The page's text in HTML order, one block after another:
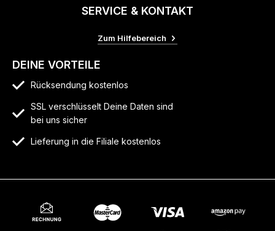
SERVICE & KONTAKT
Zum Hilfebereich
DEINE VORTEILE
Rücksendung kostenlos
SSL verschlüsselt Deine Daten sind
bei uns sicher
Lieferung in die Filiale kostenlos